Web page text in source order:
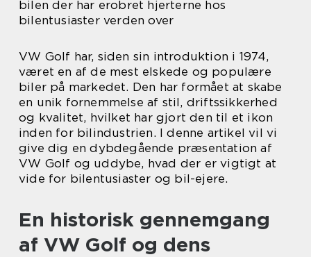
bilen der har erobret hjerterne hos
bilentusiaster verden over
VW Golf har, siden sin introduktion i 1974,
været en af de mest elskede og populære
biler på markedet. Den har formået at skabe
en unik fornemmelse af stil, driftssikkerhed
og kvalitet, hvilket har gjort den til et ikon
inden for bilindustrien. I denne artikel vil vi
give dig en dybdegående præsentation af
VW Golf og uddybe, hvad der er vigtigt at
vide for bilentusiaster og bil-ejere.
En historisk gennemgang
af VW Golf og dens